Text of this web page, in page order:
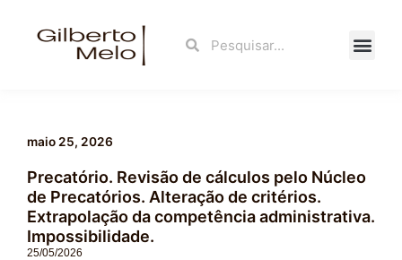
Search
maio 25, 2026
Precatório. Revisão de cálculos pelo Núcleo
de Precatórios. Alteração de critérios.
Extrapolação da competência administrativa.
Impossibilidade.
25/05/2026